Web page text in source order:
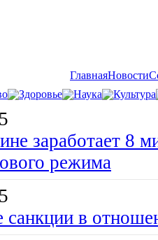
ГлавнаяНовости
Здоровье Наука Культура
заработает 8
режима
в